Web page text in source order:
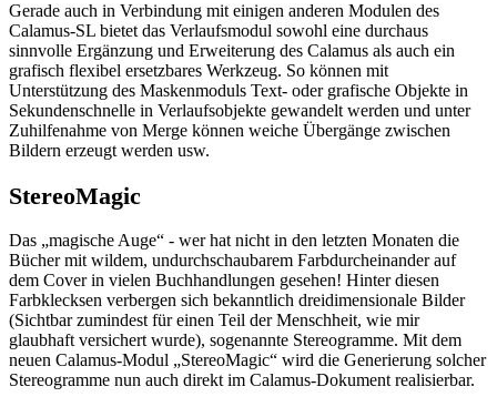
Gerade auch in Verbindung mit einigen anderen Modulen des
Calamus-SL bietet das Verlaufsmodul sowohl eine durchaus
sinnvolle Ergänzung und Erweiterung des Calamus als auch ein
grafisch flexibel ersetzbares Werkzeug. So können mit
Unterstützung des Maskenmoduls Text- oder grafische Objekte in
Sekundenschnelle in Verlaufsobjekte gewandelt werden und unter
Zuhilfenahme von Merge können weiche Übergänge zwischen
Bildern erzeugt werden usw.
StereoMagic
Das „magische Auge“ - wer hat nicht in den letzten Monaten die
Bücher mit wildem, undurchschaubarem Farbdurcheinander auf
dem Cover in vielen Buchhandlungen gesehen! Hinter diesen
Farbklecksen verbergen sich bekanntlich dreidimensionale Bilder
(Sichtbar zumindest für einen Teil der Menschheit, wie mir
glaubhaft versichert wurde), sogenannte Stereogramme. Mit dem
neuen Calamus-Modul „StereoMagic“ wird die Generierung solcher
Stereogramme nun auch direkt im Calamus-Dokument realisierbar.